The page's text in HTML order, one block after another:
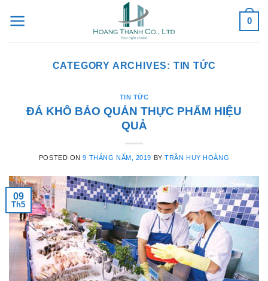
0
CATEGORY ARCHIVES: TIN TỨC
TIN TỨC
ĐÁ KHÔ BẢO QUẢN THỰC PHẨM HIỆU
QUẢ
POSTED ON9 THÁNG NĂM, 2019 BYTRẦN HUY HOÀNG
09
Th5